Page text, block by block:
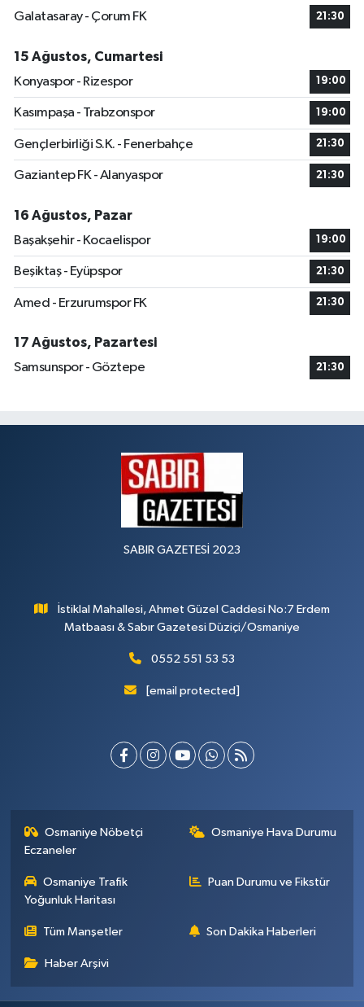
Galatasaray - Çorum FK
21:30
15 Ağustos, Cumartesi
Konyaspor - Rizespor
19:00
Kasımpaşa - Trabzonspor 19:00
Gençlerbirliği S.K. - Fenerbahçe 21:30
Gaziantep FK - Alanyaspor 21:30
16 Ağustos, Pazar
Başakşehir - Kocaelispor
19:00
Beşiktaş - Eyüpspor 21:30
Amed - Erzurumspor FK 21:30
17 Ağustos, Pazartesi
Samsunspor - Göztepe
21:30
SABIR GAZETESİ 2023
İstiklal Mahallesi, Ahmet Güzel Caddesi No:7 Erdem
Matbaası & Sabır Gazetesi Düziçi/Osmaniye
0552 551 53 53
[email protected]
Osmaniye Nöbetçi
Eczaneler
Osmaniye Hava Durumu
Osmaniye Trafik
Yoğunluk Haritası
Puan Durumu ve Fikstür
Tüm Manşetler Son Dakika Haberleri
Haber Arşivi